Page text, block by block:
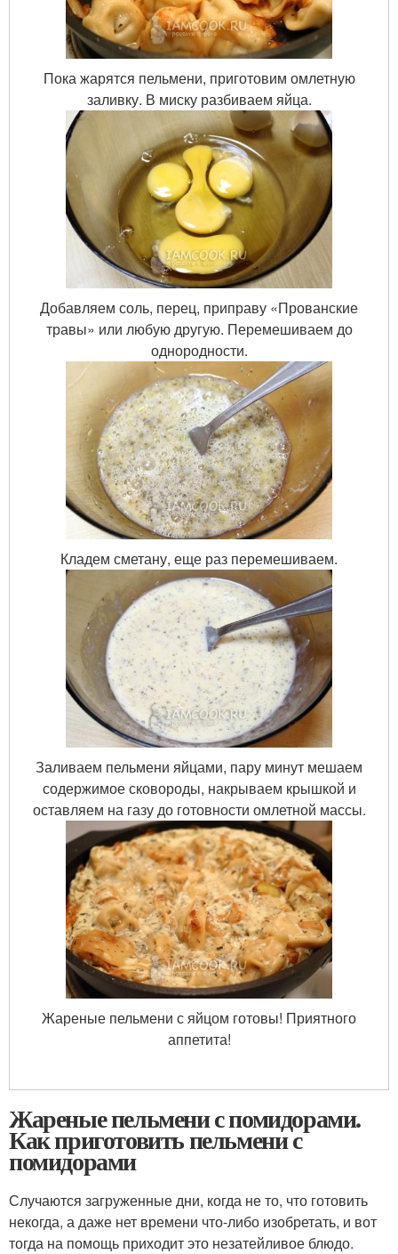
Пока жарятся пельмени, приготовим омлетную
заливку. В миску разбиваем яйца.
Добавляем соль, перец, приправу «Прованские
травы» или любую другую. Перемешиваем до
однородности.
Кладем сметану, еще раз перемешиваем.
Заливаем пельмени яйцами, пару минут мешаем
содержимое сковороды, накрываем крышкой и
оставляем на газу до готовности омлетной массы.
Жареные пельмени с яйцом готовы! Приятного
аппетита!
Жареные пельмени с помидорами.
Как приготовить пельмени с
помидорами
Случаются загруженные дни, когда не то, что готовить
некогда, а даже нет времени что-либо изобретать, и вот
тогда на помощь приходит это незатейливое блюдо.